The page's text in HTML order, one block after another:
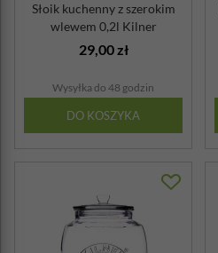
Słoik kuchenny z szerokim
wlewem 0,2l Kilner
29,00 zł
Wysyłka do 48 godzin
DO KOSZYKA